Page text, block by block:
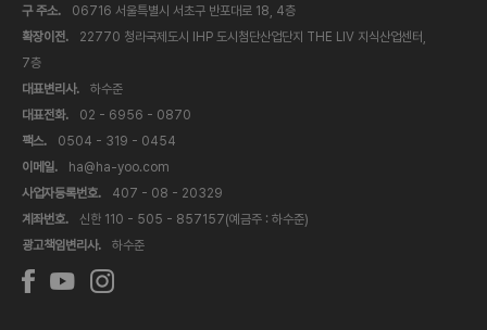
구 주소.
06716 서울특별시 서초구 반포대로 18, 4층
확장이전.
22770 청라국제도시 IHP 도시첨단산업단지 THE LIV 지식산업센터,
7층
대표변리사.
하수준
대표전화.
02 - 6956 - 0870
팩스.
0504 - 319 - 0454
이메일.
ha@ha-yoo.com
사업자등록번호.
407 - 08 - 20329
계좌번호.
신한 110 - 505 - 857157(예금주 : 하수준)
광고책임변리사.
하수준